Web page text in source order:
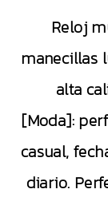
Reloj
manecillas
alta
[Moda]:
casual,
diario.